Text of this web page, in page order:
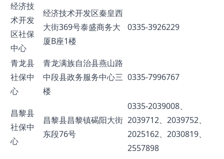
经济技
术开发
区社保
中心
经济技术开发区秦皇西
大街369号泰盛商务大
厦B座1楼
0335-3926229
青龙县
社保中
心
青龙满族自治县燕山路
中段县政务服务中心三
楼
0335-7996767
昌黎县
社保中
心
昌黎县昌黎镇碣阳大街
东段76号
0335-2039008、
2039712、2039752、
2025162、2030819、
2557898